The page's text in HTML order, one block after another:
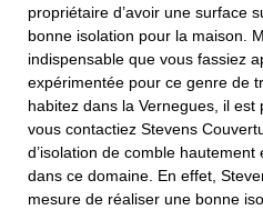
propriétaire d’avoir une surface
bonne isolation pour la maison.
indispensable que vous fassiez
expérimentée pour ce genre de
habitez dans la Vernegues, il
vous contactiez Stevens
d’isolation de comble
dans ce domaine. En effet,
mesure de réaliser une bonne